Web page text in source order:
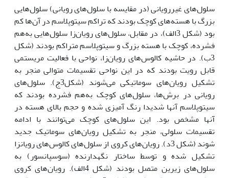
سلول‌های غیررویانی (در مقایسه با سلول‌های رویانی) سلول‌هایی
بزرگ با هسته‌های کوچک بودند که تراکم سیتوپلاسم در آن‌ها کم
بود (شکل 3الف)، در مقابل، سلول‌های رویان‌زا سلول‌هایی به‌هم
فشرده، کوچک با هسته‌ بزرگ و سیتوپلاسم متراکم بودند (شکل
3ب). در حاشیه کالوس‌های رویان‌زا، نواحی با فعالیت مریستمی
قابل رویت بودند که در این نواحی تقسیمات متوالی منجر به
تشکیل رویان‌های سوماتیکی می‌شوند (شکل3ج). سلول‌های
رویانی در برش‌ها، سلول‌های کوچک به‌هم فشرده بودند که
سیتوپلاسم آنها شدیدا رنگ آمیزی شده و حجم بالای هسته در
آنها مشخص بود. این سلول‌های کوچک می‌توانند با ادامه
تقسیمات سلولی، منجر به تشکیل رویان‌های سوماتیک جدید
شوند (شکل 3د). رویان‌های کروی از سلول‌های کالوس‌های رویان‏زا
تشکیل شده و توسط ساختار نگهدارنده (سوسپانسور) به
سلول‌های زیرین متصل بودند (شکل 4الف). رویان‌های کروی